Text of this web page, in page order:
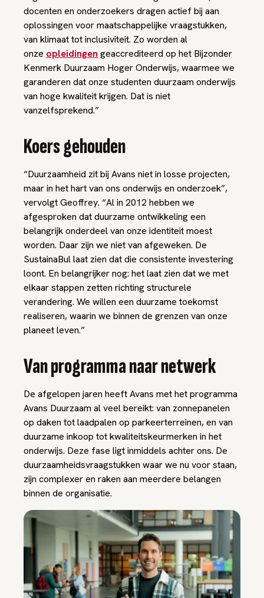
docenten en onderzoekers dragen actief bij aan
oplossingen voor maatschappelijke vraagstukken,
van klimaat tot inclusiviteit. Zo worden al
onze opleidingen geaccrediteerd op het Bijzonder
Kenmerk Duurzaam Hoger Onderwijs, waarmee we
garanderen dat onze studenten duurzaam onderwijs
van hoge kwaliteit krijgen. Dat is niet
vanzelfsprekend.”
Koers gehouden
“Duurzaamheid zit bij Avans niet in losse projecten,
maar in het hart van ons onderwijs en onderzoek”,
vervolgt Geoffrey. “Al in 2012 hebben we
afgesproken dat duurzame ontwikkeling een
belangrijk onderdeel van onze identiteit moest
worden. Daar zijn we niet van afgeweken. De
SustainaBul laat zien dat die consistente investering
loont. En belangrijker nog: het laat zien dat we met
elkaar stappen zetten richting structurele
verandering. We willen een duurzame toekomst
realiseren, waarin we binnen de grenzen van onze
planeet leven.”
Van programma naar netwerk
De afgelopen jaren heeft Avans met het programma
Avans Duurzaam al veel bereikt: van zonnepanelen
op daken tot laadpalen op parkeerterreinen, en van
duurzame inkoop tot kwaliteitskeurmerken in het
onderwijs. Deze fase ligt inmiddels achter ons. De
duurzaamheidsvraagstukken waar we nu voor staan,
zijn complexer en raken aan meerdere belangen
binnen de organisatie.